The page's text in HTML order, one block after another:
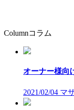
Columnコラム
オーナー様
2021/02/04 マ